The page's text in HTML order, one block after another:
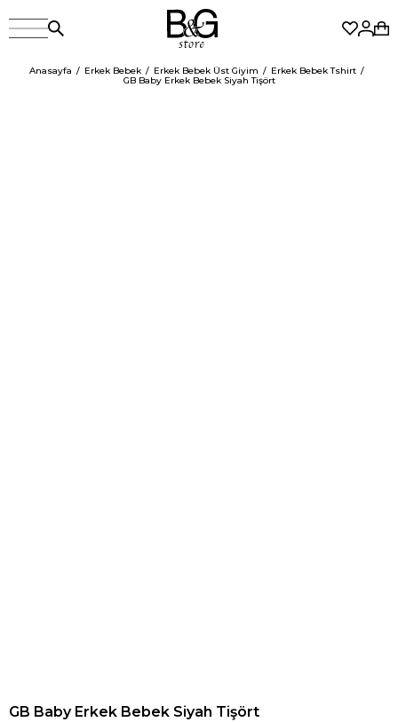
Anasayfa Erkek Bebek Erkek Bebek Üst Giyim
Erkek Bebek Tshirt
GB Baby Erkek Bebek Siyah Tişört
GB Baby Erkek Bebek Siyah Tişört